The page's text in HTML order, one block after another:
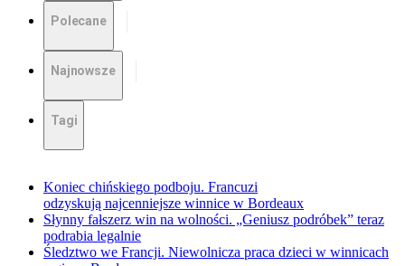
Polecane
Najnowsze
Tagi
Koniec chińskiego podboju. Francuzi
odzyskują najcenniejsze winnice w Bordeaux
Słynny fałszerz win na wolności. „Geniusz podróbek” teraz
podrabia legalnie
Śledztwo we Francji. Niewolnicza praca dzieci w winnicach